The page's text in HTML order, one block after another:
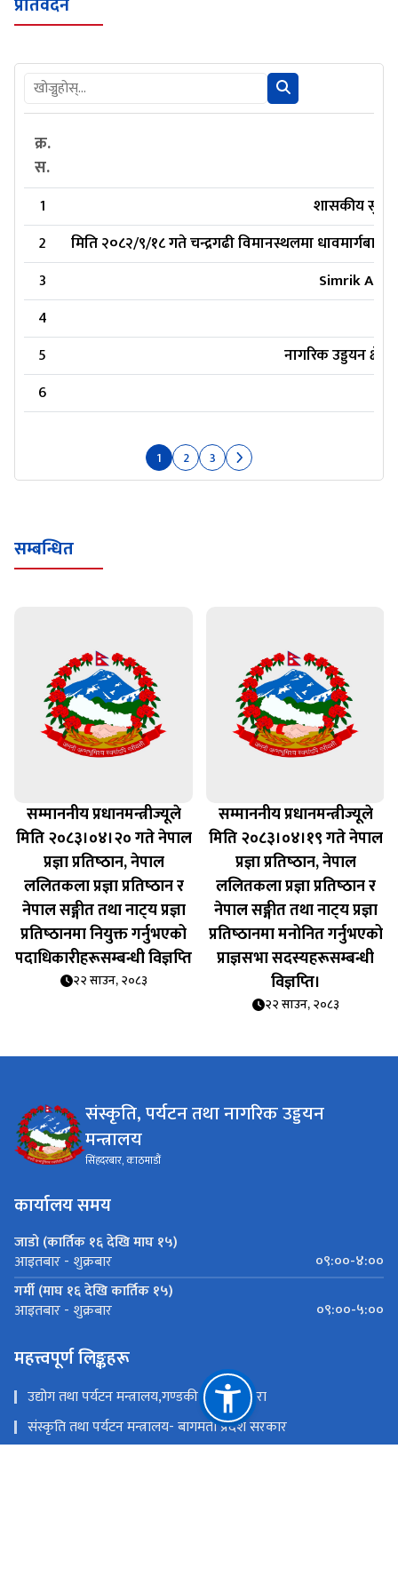
क्र.
स.
1
शासकीय
2
मिति २०८२/९/१८ गते चन्द्रगढी विमानस्थलमा
3
Simrik Air
4
5
नागरिक उड्डयन
6
1 2 3
सम्बन्धित
सम्माननीय प्रधानमन्त्रीज्यूले
मिति २०८३।०४।२० गते नेपाल
प्रज्ञा प्रतिष्‍ठान, नेपाल
ललितकला प्रज्ञा प्रतिष्‍ठान र
नेपाल सङ्गीत तथा नाट्‍य प्रज्ञा
प्रतिष्‍ठानमा नियुक्त गर्नुभएको
पदाधिकारीहरूसम्बन्धी विज्ञप्‍ति
२२ साउन, २०८३
सम्माननीय प्रधानमन्त्रीज्यूले
मिति २०८३।०४।१९ गते नेपाल
प्रज्ञा प्रतिष्‍ठान, नेपाल
ललितकला प्रज्ञा प्रतिष्‍ठान र
नेपाल सङ्गीत तथा नाट्‍य प्रज्ञा
प्रतिष्‍ठानमा मनोनित गर्नुभएको
प्राज्ञसभा सदस्यहरूसम्बन्धी
विज्ञप्‍ति।
२२ साउन, २०८३
संस्कृति, पर्यटन तथा नागरिक उड्डयन
मन्त्रालय
सिंहदरबार, काठमाडौं
कार्यालय समय
जाडो (कार्तिक १६ देखि माघ १५)
आइतबार - शुक्रबार
०९:००-४:००
गर्मी (माघ १६ देखि कार्तिक १५)
आइतबार - शुक्रबार ०९:००-५:००
महत्त्वपूर्ण लिङ्कहरू
उद्योग तथा पर्यटन मन्त्रालय,गण्डकी प्रदेश ,पोखरा
संस्कृति तथा पर्यटन मन्त्रालय- बागमती प्रदेश सरकार